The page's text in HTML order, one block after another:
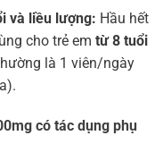
và liều lượng: Hầu hết
cho trẻ em từ 8 tuổi
là 1 viên/ngày
có tác dụng phụ